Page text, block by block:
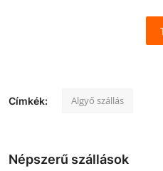
Címkék: Algyő szállás
Népszerű szállások